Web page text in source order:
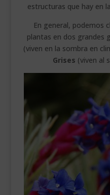
estructuras que hay en
En general, podemos
plantas en dos grandes
(viven en la sombra en
Grises (viven al